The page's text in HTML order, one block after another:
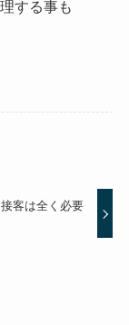
する事も
客は全く必要